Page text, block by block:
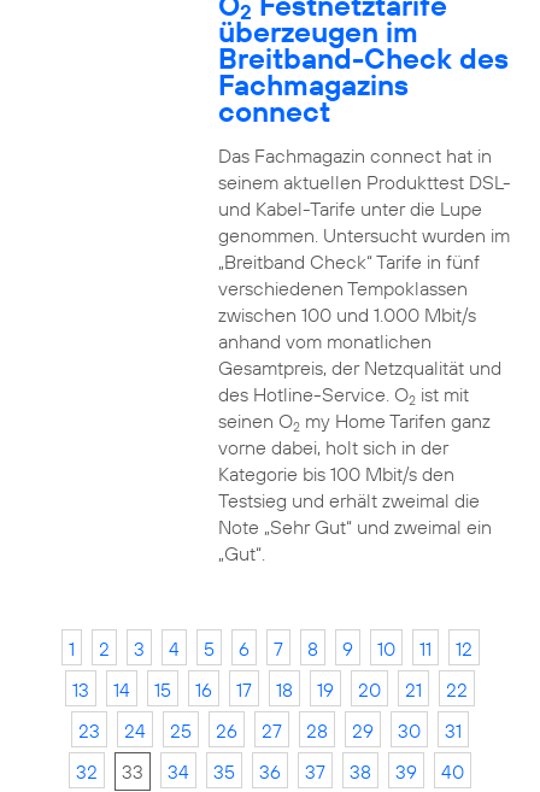
2
überzeugen im
Breitband-Check des
Fachmagazins
connect
Das Fachmagazin connect hat in
seinem aktuellen Produkttest DSL-
und Kabel-Tarife unter die Lupe
genommen. Untersucht wurden im
„Breitband Check“ Tarife in fünf
verschiedenen Tempoklassen
zwischen 100 und 1.000 Mbit/s
anhand vom monatlichen
Gesamtpreis, der Netzqualität und
des Hotline-Service. O2ist mit
seinen O2my Home Tarifen ganz
vorne dabei, holt sich in der
Kategorie bis 100 Mbit/s den
Testsieg und erhält zweimal die
Note „Sehr Gut“ und zweimal ein
„Gut“.
1 2 3 4 5 6 7 8 9 10 11
12
13
14 15 16 17 18 19 20 21
22
23
24 25 26 27 28 29 30
31
32
33 34 35 36 37 38 39
40